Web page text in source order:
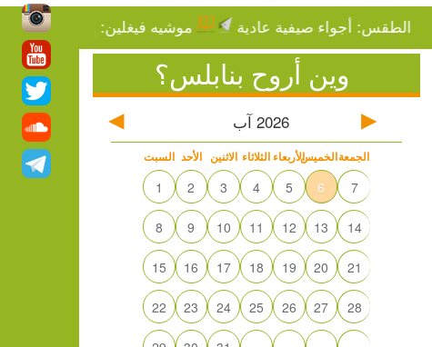
أجواء صيفية عادية موشيه فيغلين: إما التهجير أو الموت
وين أروح بنابلس؟
2026 آب
السبت الأحد الاثنين الثلاثاء الأربعاءالخميسالجمعة
1 2 3 4 5 6 7
8 9 10 11 12 13 14
15 16 17 18 19 20 21
22 23 24 25 26 27 28